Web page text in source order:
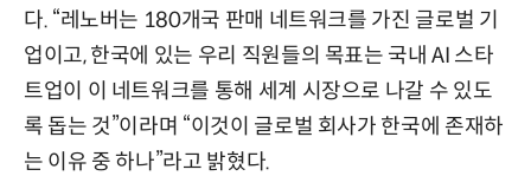
다. “레노버는 180개국 판매 네트워크를 가진 글로벌 기
업이고, 한국에 있는 우리 직원들의 목표는 국내 AI 스타
트업이 이 네트워크를 통해 세계 시장으로 나갈 수 있도
록 돕는 것”이라며 “이것이 글로벌 회사가 한국에 존재하
는 이유 중 하나”라고 밝혔다.